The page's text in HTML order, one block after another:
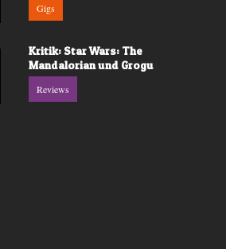
Gigs
Kritik: Star Wars: The
Mandalorian und Grogu
Reviews